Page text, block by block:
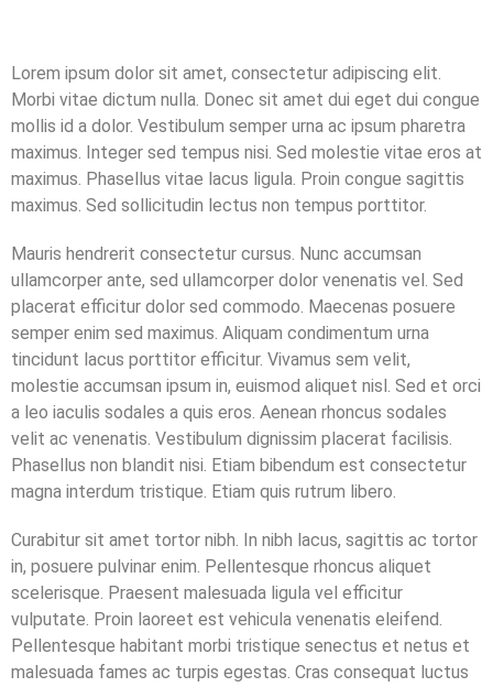
Lorem ipsum dolor sit amet, consectetur adipiscing elit.
Morbi vitae dictum nulla. Donec sit amet dui eget dui congue
mollis id a dolor. Vestibulum semper urna ac ipsum pharetra
maximus. Integer sed tempus nisi. Sed molestie vitae eros at
maximus. Phasellus vitae lacus ligula. Proin congue sagittis
maximus. Sed sollicitudin lectus non tempus porttitor.
Mauris hendrerit consectetur cursus. Nunc accumsan
ullamcorper ante, sed ullamcorper dolor venenatis vel. Sed
placerat efficitur dolor sed commodo. Maecenas posuere
semper enim sed maximus. Aliquam condimentum urna
tincidunt lacus porttitor efficitur. Vivamus sem velit,
molestie accumsan ipsum in, euismod aliquet nisl. Sed et orci
a leo iaculis sodales a quis eros. Aenean rhoncus sodales
velit ac venenatis. Vestibulum dignissim placerat facilisis.
Phasellus non blandit nisi. Etiam bibendum est consectetur
magna interdum tristique. Etiam quis rutrum libero.
Curabitur sit amet tortor nibh. In nibh lacus, sagittis ac tortor
in, posuere pulvinar enim. Pellentesque rhoncus aliquet
scelerisque. Praesent malesuada ligula vel efficitur
vulputate. Proin laoreet est vehicula venenatis eleifend.
Pellentesque habitant morbi tristique senectus et netus et
malesuada fames ac turpis egestas. Cras consequat luctus